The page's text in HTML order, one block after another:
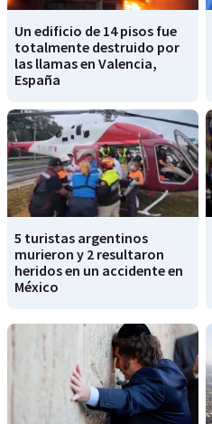
Un edificio de 14 pisos fue
totalmente destruido por
las llamas en Valencia,
España
5 turistas argentinos
murieron y 2 resultaron
heridos en un accidente en
México